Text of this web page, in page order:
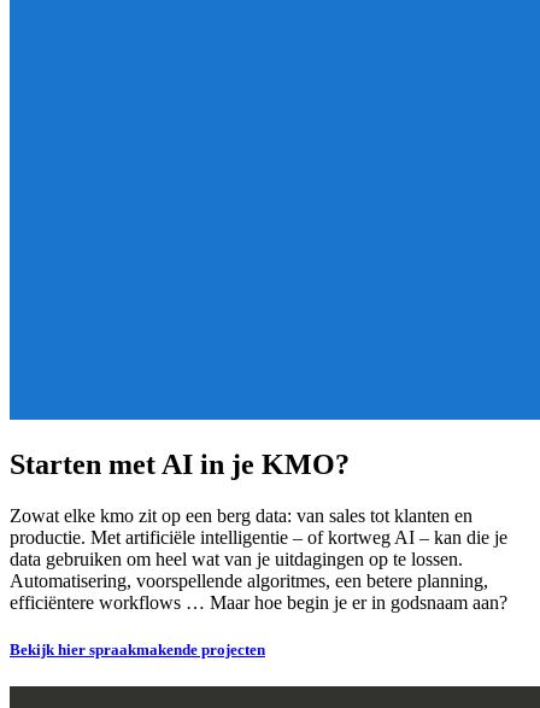
Starten met AI in je KMO?
Zowat elke kmo zit op een berg data: van sales tot klanten en
productie. Met artificiële intelligentie – of kortweg AI – kan die je
data gebruiken om heel wat van je uitdagingen op te lossen.
Automatisering, voorspellende algoritmes, een betere planning,
efficiëntere workflows … Maar hoe begin je er in godsnaam aan?
Bekijk hier spraakmakende projecten